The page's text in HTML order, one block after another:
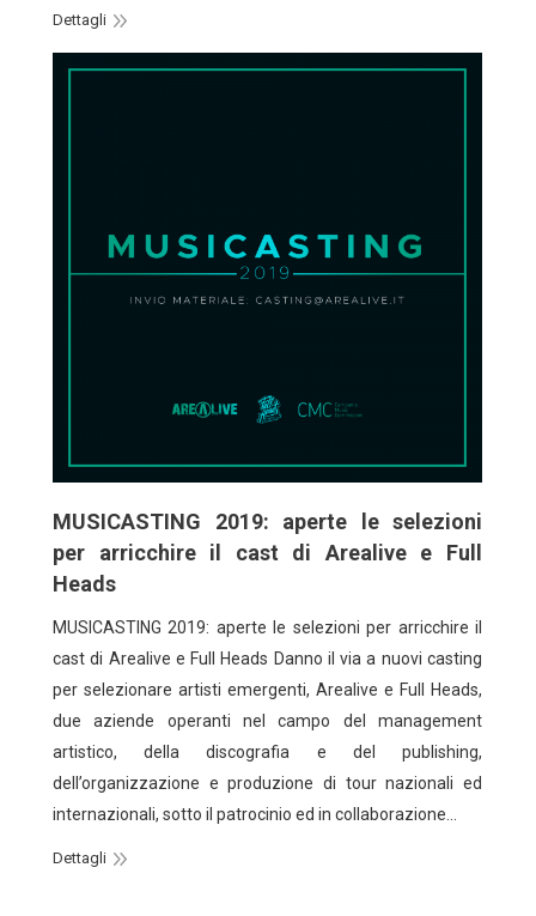
Dettagli
MUSICASTING 2019: aperte le selezioni
per arricchire il cast di Arealive e Full
Heads
MUSICASTING 2019: aperte le selezioni per arricchire il
cast di Arealive e Full Heads Danno il via a nuovi casting
per selezionare artisti emergenti, Arealive e Full Heads,
due aziende operanti nel campo del management
artistico, della discografia e del publishing,
dell’organizzazione e produzione di tour nazionali ed
internazionali, sotto il patrocinio ed in collaborazione…
Dettagli